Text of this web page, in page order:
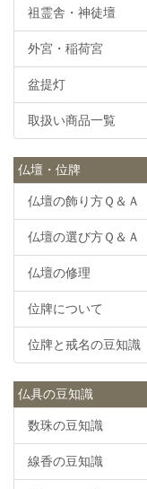
祖霊舎・神徒壇
外宮・稲荷宮
盆提灯
取扱い商品一覧
仏壇・位牌
仏壇の飾り方Ｑ＆Ａ
仏壇の選び方Ｑ＆Ａ
仏壇の修理
位牌について
位牌と戒名の豆知識
仏具の豆知識
数珠の豆知識
線香の豆知識